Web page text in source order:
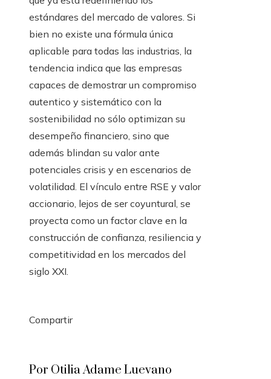
estándares del mercado de valores. Si
bien no existe una fórmula única
aplicable para todas las industrias, la
tendencia indica que las empresas
capaces de demostrar un compromiso
autentico y sistemático con la
sostenibilidad no sólo optimizan su
desempeño financiero, sino que
además blindan su valor ante
potenciales crisis y en escenarios de
volatilidad. El vínculo entre RSE y valor
accionario, lejos de ser coyuntural, se
proyecta como un factor clave en la
construcción de confianza, resiliencia y
competitividad en los mercados del
siglo XXI.
Compartir
Por Otilia Adame Luevano